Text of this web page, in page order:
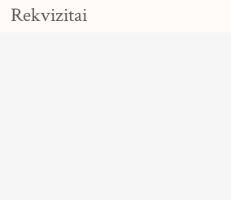
Rekvizitai